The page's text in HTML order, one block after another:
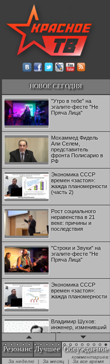
НОВОЕ СЕГОДНЯ
"Утро в тебе" на
эгалите-фесте "Не
Пряча Лица"
Мохаммед Фидель
Али Селем,
представитель
фронта Полисарио в
РФ
Экономика СССР
времен «застоя»:
жажда планомерности
(часть 2)
Рост социального
неравенства в 21
веке: причины и
последствия
"Строки и Звуки" на
эгалите-фесте "Не
Пряча Лица"
Экономика СССР
времен «застоя»:
жажда планомерности
Владимир Шухов:
инженер, изменивший
мир
"Аркадий Коц" на
Резонанс Лучшее Обсуждаемое
комментариев:
За неделю
| За месяц | За все время